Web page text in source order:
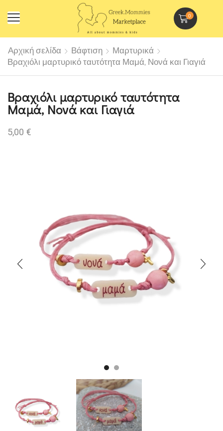
0
Αρχική σελίδα Βάφτιση
Μαρτυρικά
Βραχιόλι μαρτυρικό ταυτότητα Μαμά, Νονά και Γιαγιά
Βραχιόλι μαρτυρικό ταυτότητα
Μαμά, Νονά και Γιαγιά
5,00 €